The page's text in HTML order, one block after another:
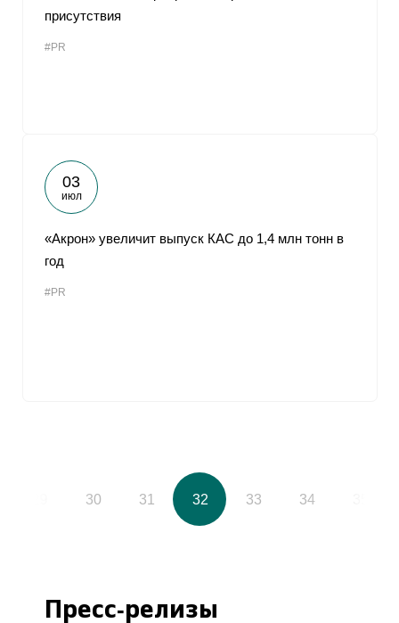
присутствия
#PR
03
июл
«Акрон» увеличит выпуск КАС до 1,4 млн тонн в
год
#PR
30 31 32 33 34
Пресс-релизы